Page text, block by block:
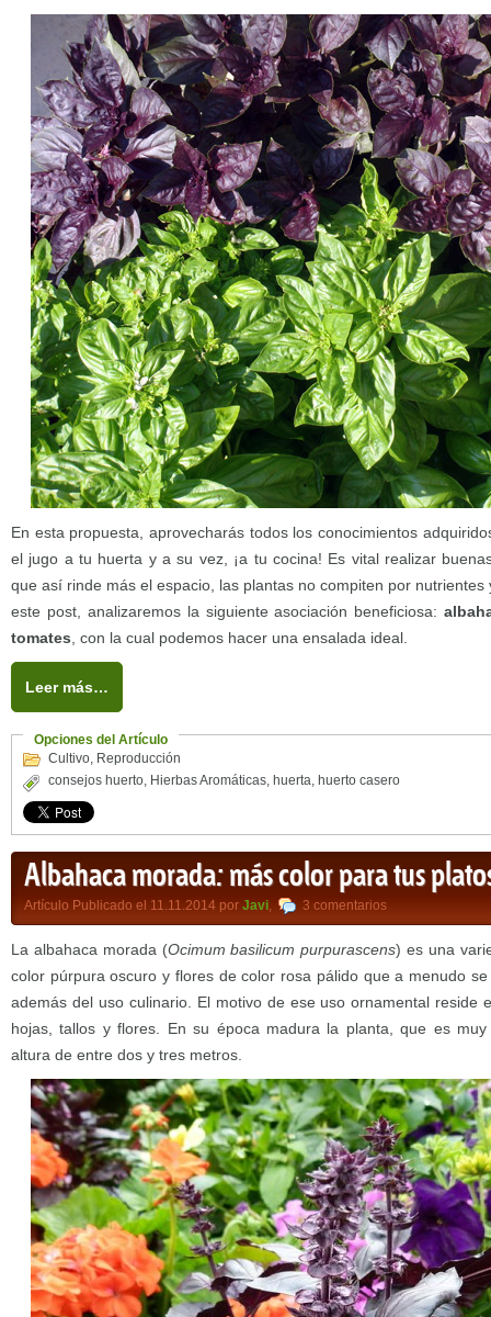
En esta propuesta, aprovecharás todos los conocimientos
el jugo a tu huerta y a su vez, ¡a tu cocina! Es vital realizar
que así rinde más el espacio, las plantas no compiten por
este post, analizaremos la siguiente asociación beneficiosa:
tomates , con la cual podemos hacer una ensalada ideal.
Leer más…
Opciones del Artículo
Cultivo, Reproducción
consejos huerto, Hierbas Aromáticas, huerta, huerto casero
Albahaca morada: más color para tus
Artículo Publicado el 11.11.2014 por Javi, 3 comentarios
La albahaca morada (Ocimum basilicum purpurascens) es una
color púrpura oscuro y flores de color rosa pálido que a menudo
además del uso culinario. El motivo de ese uso ornamental reside
hojas, tallos y flores. En su época madura la planta, que es
altura de entre dos y tres metros.